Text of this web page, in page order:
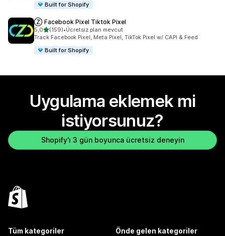
Built for Shopify
Ⓩ Facebook Pixel Tiktok Pixel
5,05 yıldız üzerinden
(159)
toplam 159 değerlendirme
•Ücretsiz plan mevcut
Track Facebook Pixel, Meta Pixel, TikTok Pixel w/ CAPI & Feed
Built for Shopify
Uygulama eklemek mi
istiyorsunuz?
Shopify'ı 3 gün boyunca ücretsiz deneyin
Tüm kategoriler Önde gelen kategoriler